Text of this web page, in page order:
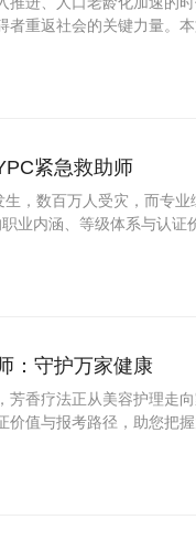
者重返社会的关键力量。
紧急救助师
，数百万人受灾，而专
业内涵、等级体系与认
：守护万家健康
芳香疗法正从美容护理走
价值与报考路径，助您把握